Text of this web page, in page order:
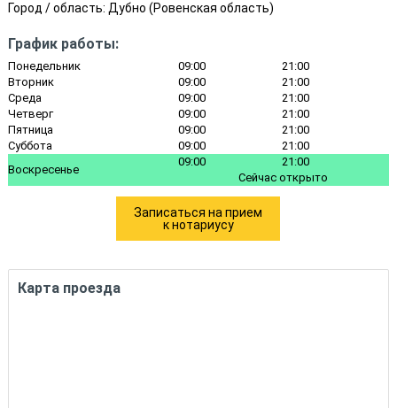
Город / область: Дубно (Ровенская область)
График работы:
Понедельник 09:00
21:00
Вторник
09:00
21:00
Среда
09:00
21:00
Четверг
09:00
21:00
Пятница
09:00
21:00
Суббота
09:00
21:00
Воскресенье
09:00
21:00
Сейчас открыто
Записаться на прием
к нотариусу
Карта проезда